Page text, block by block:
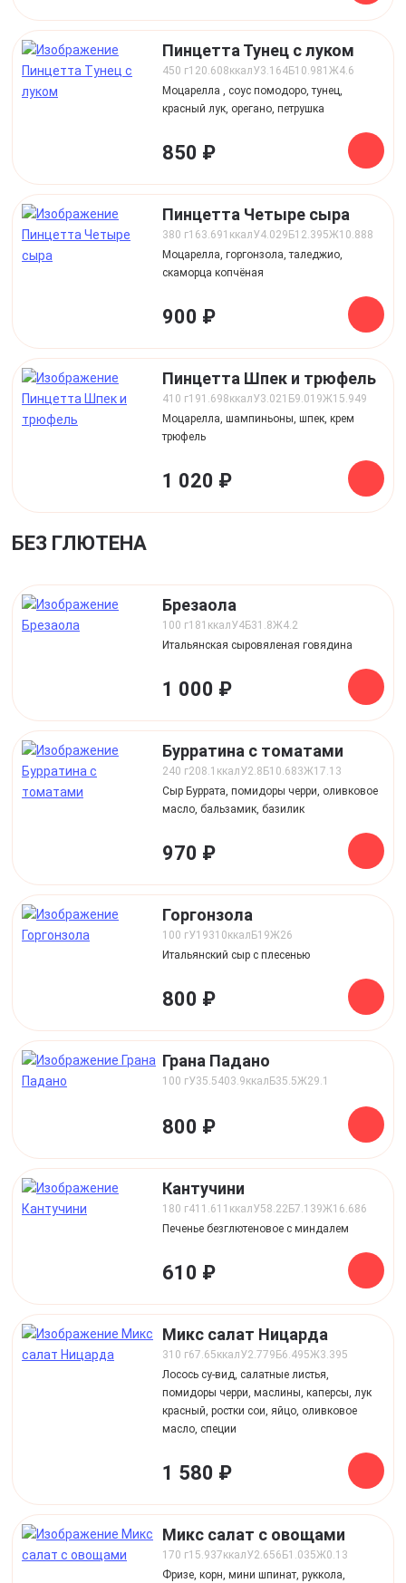
Пинцетта Тунец с луком
450 г ккал
120.608 У3.164Б10.981 Ж4.6
Моцарелла , соус помодоро, тунец,
красный лук, орегано, петрушка
850 ₽
Пинцетта Четыре сыра
380 г ккал
163.691 У4.029 Б12.395Ж10.888
Моцарелла, горгонзола, таледжио,
скаморца копчёная
900 ₽
Пинцетта Шпек и трюфель
410 г ккал
191.698 У3.021 Б9.019Ж15.949
Моцарелла, шампиньоны, шпек, крем
трюфель
1 020 ₽
БЕЗ ГЛЮТЕНА
Брезаола
100 г ккал
181 У4Б31.8Ж4.2
Итальянская сыровяленая говядина
1 000 ₽
Бурратина с томатами
240 г ккал
208.1 У2.8 Б10.683Ж17.13
Сыр Буррата, помидоры черри, оливковое
масло, бальзамик, базилик
970 ₽
Горгонзола
100 гУ19 ккал
310 Б19Ж26
Итальянский сыр с плесенью
800 ₽
Грана Падано
100 гУ35.5 ккал
403.9 Б35.5Ж29.1
800 ₽
Кантучини
180 г ккал
411.611 У58.22 Б7.139Ж16.686
Печенье безглютеновое с миндалем
610 ₽
Микс салат Ницарда
310 г ккал
67.65 У2.779 Б6.495Ж3.395
Лосось су-вид, салатные листья,
помидоры черри, маслины, каперсы, лук
красный, ростки сои, яйцо, оливковое
масло, специи
1 580 ₽
Микс салат с овощами
170 г ккал
15.937 У2.656 Б1.035Ж0.13
Фризе, корн, мини шпинат, руккола,